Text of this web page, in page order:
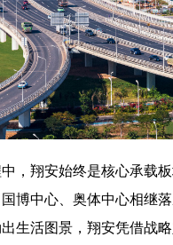
，翔安始终是核心承载
博中心、奥体中心相继
生活图景，翔安凭借战